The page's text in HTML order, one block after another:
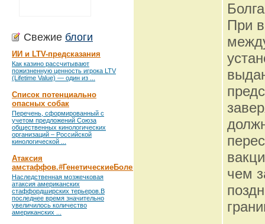
Свежие блоги
ИИ и LTV-предсказания
Как казино рассчитывают
пожизненную ценность игрока LTV
(Lifetime Value) — один из ...
Список потенциально
опасных собак
Перечень, сформированный с
учетом предложений Союза
общественных кинологических
организаций – Российской
кинологической ...
Атаксия
амстаффов.#ГенетическиеБолезни
Наследственная мозжечковая
атаксия американских
стаффордширских терьеров.В
последнее время значительно
увеличилось количество
американских ...
При
чем